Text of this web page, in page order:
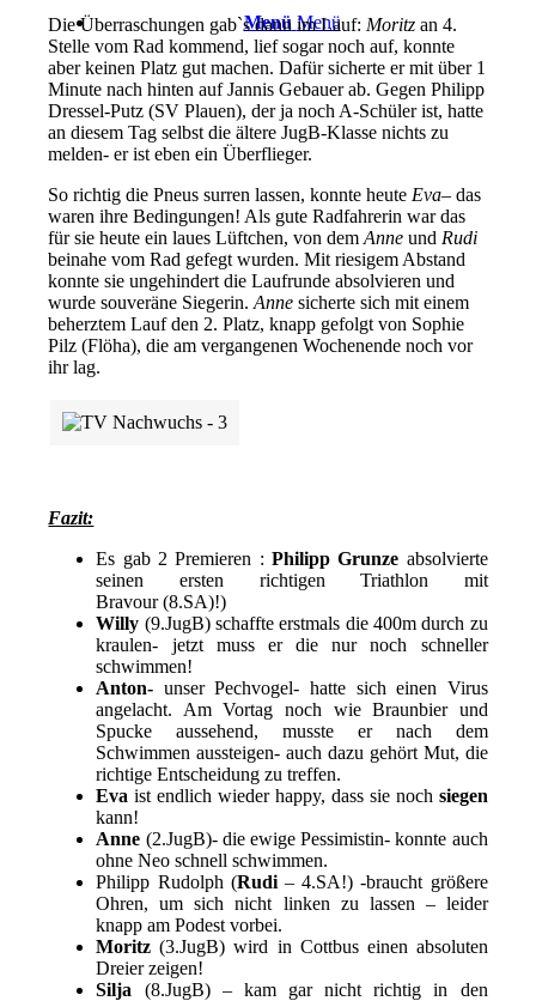
Menü Menü
Die Überraschungen gab`s dann im Lauf: Moritzan 4.
Stelle vom Rad kommend, lief sogar noch auf, konnte
aber keinen Platz gut machen. Dafür sicherte er mit über 1
Minute nach hinten auf Jannis Gebauer ab. Gegen Philipp
Dressel-Putz (SV Plauen), der ja noch A-Schüler ist, hatte
an diesem Tag selbst die ältere JugB-Klasse nichts zu
melden- er ist eben ein Überflieger.
So richtig die Pneus surren lassen, konnte heute Eva– das
waren ihre Bedingungen! Als gute Radfahrerin war das
für sie heute ein laues Lüftchen, von demAnne und Rudi
beinahe vom Rad gefegt wurden. Mit riesigem Abstand
konnte sie ungehindert die Laufrunde absolvieren und
wurde souveräne Siegerin.Anne sicherte sich mit einem
beherztem Lauf den 2. Platz, knapp gefolgt von Sophie
Pilz (Flöha), die am vergangenen Wochenende noch vor
ihr lag.
Fazit:
Es gab 2 Premieren : Philipp Grunze absolvierte
seinen ersten richtigen Triathlon mit
Bravour (8.SA)!)
Willy (9.JugB) schaffte erstmals die 400m durch zu
kraulen- jetzt muss er die nur noch schneller
schwimmen!
Anton- unser Pechvogel- hatte sich einen Virus
angelacht. Am Vortag noch wie Braunbier und
Spucke aussehend, musste er nach dem
Schwimmen aussteigen- auch dazu gehört Mut, die
richtige Entscheidung zu treffen.
Eva ist endlich wieder happy, dass sie noch siegen
kann!
Anne (2.JugB)- die ewige Pessimistin- konnte auch
ohne Neo schnell schwimmen.
Philipp Rudolph (Rudi– 4.SA!) -braucht größere
Ohren, um sich nicht linken zu lassen – leider
knapp am Podest vorbei.
Moritz(3.JugB) wird in Cottbus einen absoluten
Dreier zeigen!
Silja (8.JugB) – kam gar nicht richtig in den